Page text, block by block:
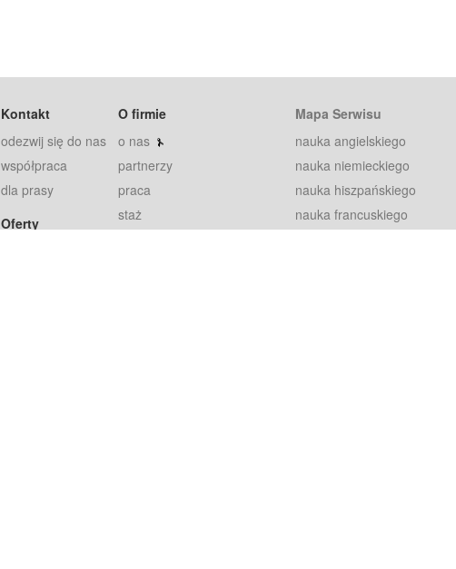
Kontakt
odezwij się do nas
współpraca
dla prasy
Oferty
O firmie
o nas
partnerzy
praca
staż
Mapa Serwisu
nauka angielskiego
nauka niemieckiego
nauka hiszpańskiego
nauka francuskiego